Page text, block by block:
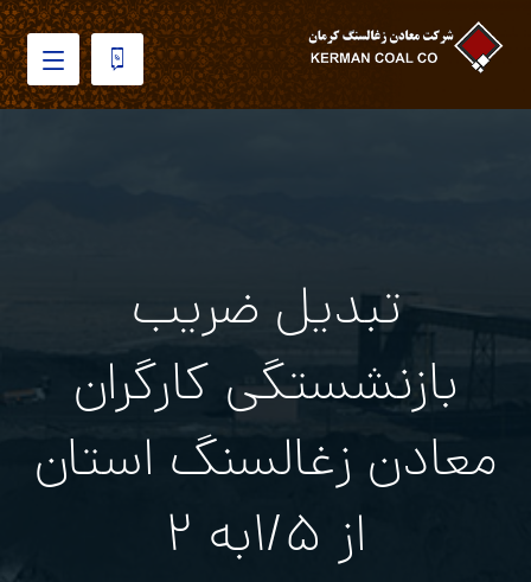
تبدیل ضریب
بازنشستگی کارگران
معادن زغالسنگ استان
از ۱/۵به ۲